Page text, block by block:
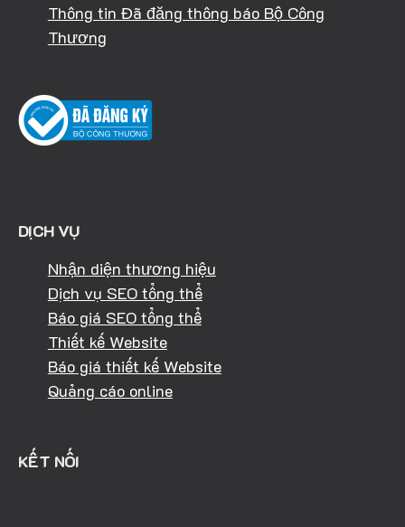
Thông tin Đã đăng thông báo Bộ Công
Thương
DỊCH VỤ
Nhận diện thương hiệu
Dịch vụ SEO tổng thể
Báo giá SEO tổng thể
Thiết kế Website
Báo giá thiết kế Website
Quảng cáo online
KẾT NỐI